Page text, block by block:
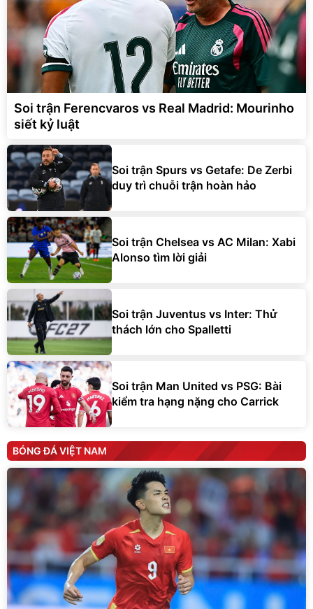
Soi trận Ferencvaros vs Real Madrid: Mourinho
siết kỷ luật
Soi trận Spurs vs Getafe: De Zerbi
duy trì chuỗi trận hoàn hảo
Soi trận Chelsea vs AC Milan: Xabi
Alonso tìm lời giải
Soi trận Juventus vs Inter: Thử
thách lớn cho Spalletti
Soi trận Man United vs PSG: Bài
kiểm tra hạng nặng cho Carrick
BÓNG ĐÁ VIỆT NAM